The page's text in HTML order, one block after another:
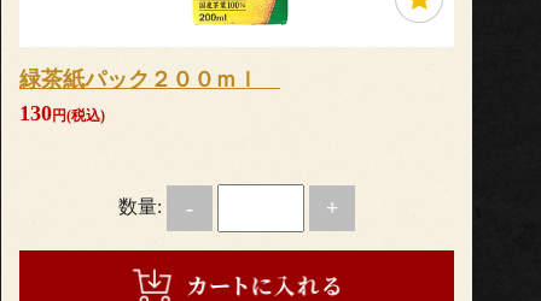
緑茶紙パック２００ｍｌ
130円(税込)
数量: - +